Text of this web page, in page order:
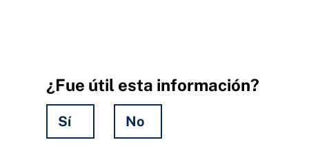
¿Fue útil esta información?
Sí No